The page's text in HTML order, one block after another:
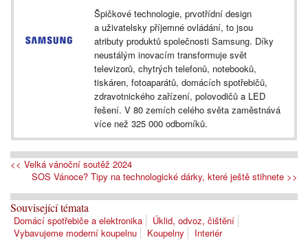
Špičkové technologie, prvotřídní design
a uživatelsky příjemné ovládání, to jsou
atributy produktů společnosti Samsung. Díky
neustálým inovacím transformuje svět
televizorů, chytrých telefonů, notebooků,
tiskáren, fotoaparátů, domácích spotřebičů,
zdravotnického zařízení, polovodičů a LED
řešení. V 80 zemích celého světa zaměstnává
více než 325 000 odborníků.
<< Velká vánoční soutěž 2024
SOS Vánoce? Tipy na technologické dárky, které ještě stihnete >>
Související témata
Domácí spotřebiče a elektronika
Úklid, odvoz, čištění
Vybavujeme moderní koupelnu
Koupelny Interiér